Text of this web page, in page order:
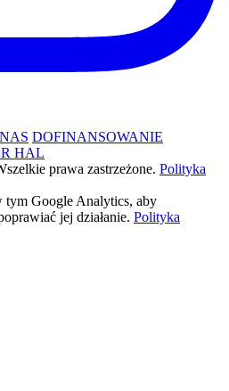
DOFINANSOWANIE
HAL
prawa zastrzeżone. Polityka
Google Analytics, aby
jej działanie. Polityka